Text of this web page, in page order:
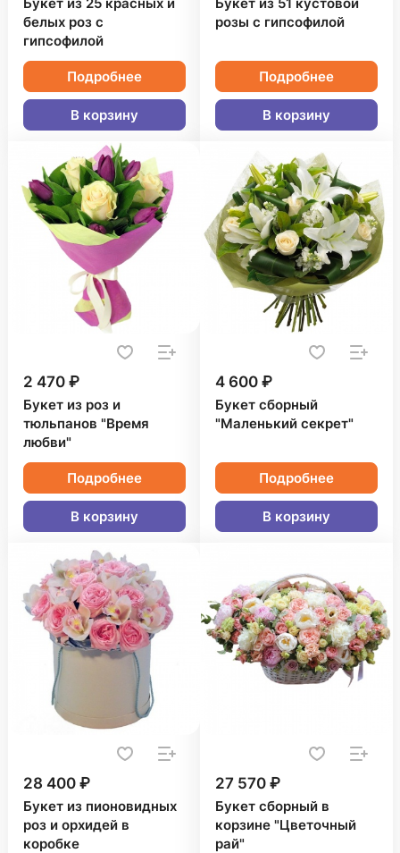
Букет из 25 красных и
белых роз с
гипсофилой
Подробнее
В корзину
Букет из 51 кустовой
розы с гипсофилой
Подробнее
В корзину
2 470 ₽
Букет из роз и
тюльпанов "Время
любви"
Подробнее
В корзину
4 600 ₽
Букет сборный
"Маленький секрет"
Подробнее
В корзину
28 400 ₽
Букет из пионовидных
роз и орхидей в
коробке
27 570 ₽
Букет сборный в
корзине "Цветочный
рай"